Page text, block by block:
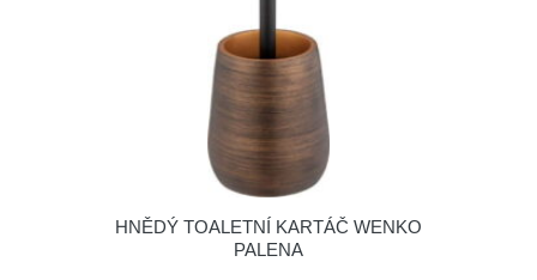
HNĚDÝ TOALETNÍ KARTÁČ WENKO
PALENA